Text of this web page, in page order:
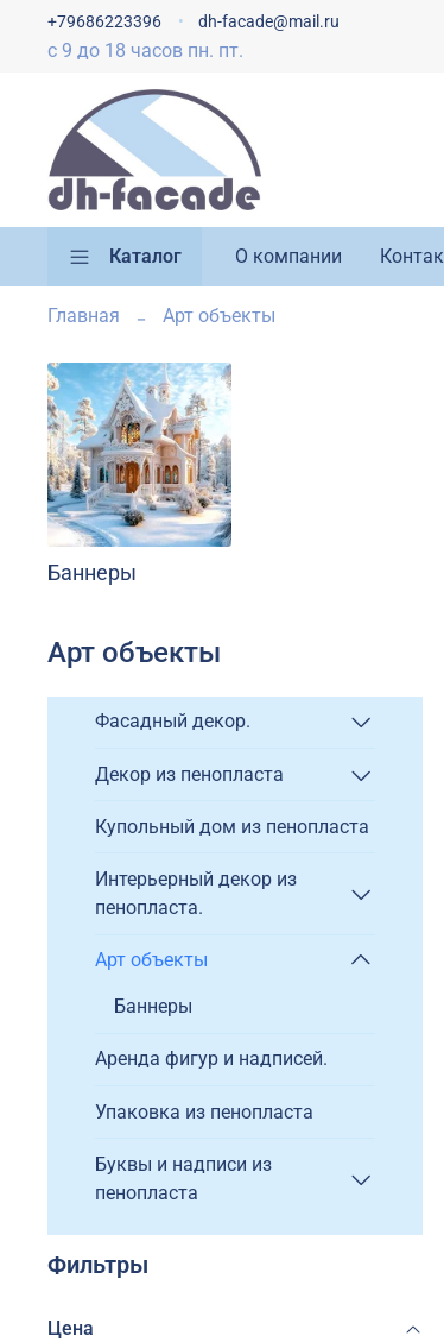
с 9 до 18 часов пн. пт.
+79686223396 dh-facade@mail.ru
Каталог О компании
Главная Арт объекты
Баннеры
Арт объекты
Фасадный декор.
Декор из пенопласта
Купольный дом из пенопласта
Интерьерный декор из
пенопласта.
Арт объекты
Баннеры
Аренда фигур и надписей.
Упаковка из пенопласта
Буквы и надписи из
пенопласта
Фильтры
Цена